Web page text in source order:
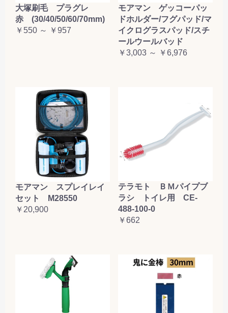
大塚刷毛 プラグレ
赤 (30/40/50/60/70mm)
￥550 ～ ￥957
モアマン ゲッコーパッ
ドホルダー/フグパッド/マ
イクログラスパッド/スチ
ールウールバッド
￥3,003 ～ ￥6,976
モアマン スプレイレイ
セット M28550
￥20,900
テラモト ＢＭパイプブ
ラシ トイレ用 CE-
488-100-0
￥662